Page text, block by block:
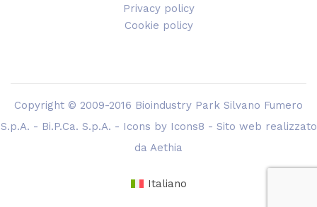
Privacy policy
Cookie policy
Copyright © 2009-2016 Bioindustry Park Silvano Fumero
S.p.A. - Bi.P.Ca. S.p.A. - Icons by Icons8 - Sito web realizzato
da Aethia
Italiano